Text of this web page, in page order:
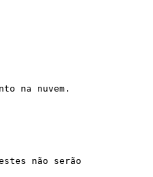
na nuvem.
não serão